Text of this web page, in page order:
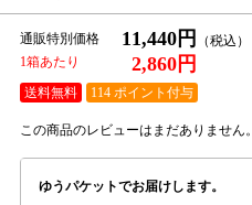
通販特別価格 11,440円
1箱あたり 2,860円
送料無料 114 ポイント付与
この商品のレビューはまだありません。
ゆうパケットでお届けします。